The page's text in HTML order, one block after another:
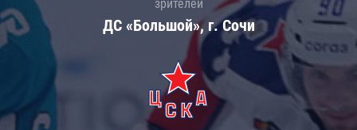
зрителей
ДС «Большой», г. Сочи